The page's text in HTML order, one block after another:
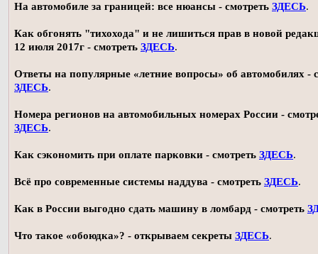
На автомобиле за границей: все нюансы - смотреть ЗДЕСЬ.
Как обгонять "тихохода" и не лишиться прав в новой
12 июля 2017г - смотреть ЗДЕСЬ.
Ответы на популярные «летние вопросы» об автомобилях -
ЗДЕСЬ.
Номера регионов на автомобильных номерах России -
ЗДЕСЬ.
Как сэкономить при оплате парковки - смотреть ЗДЕСЬ.
Всё про современные системы наддува - смотреть ЗДЕСЬ.
Как в России выгодно сдать машину в ломбард - смотреть
Что такое «обоюдка»? - открываем секреты ЗДЕСЬ.